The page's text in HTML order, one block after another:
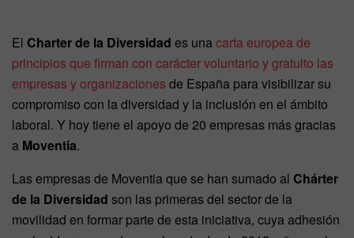
El Charter de la Diversidad es unacarta europea de
principios que firman con carácter voluntario y gratuito las
empresas y organizaciones de España para visibilizar su
compromiso con la diversidad y la inclusión en el ámbito
laboral. Y hoy tiene el apoyo de 20 empresas más gracias
a Moventia.
Las empresas de Moventia que se han sumado al Chárter
de la Diversidad son las primeras del sector de la
movilidad en formar parte de esta iniciativa, cuya adhesión